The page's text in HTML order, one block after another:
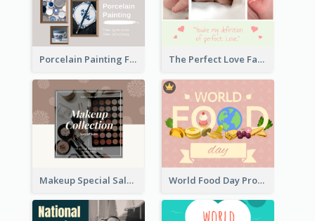
Porcelain Painting Facebook Post The Perfect Love Facebook Post
Makeup Special Sale Facebook Post World Food Day Promote Facebook Post